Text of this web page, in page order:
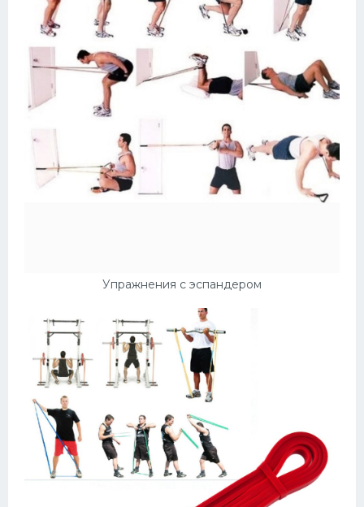
Упражнения с эспандером